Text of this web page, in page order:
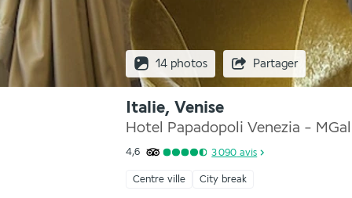
14 photos Partager
Italie, Venise
Hotel Papadopoli Venezia -
4,6 3 090 avis
Centre ville City break